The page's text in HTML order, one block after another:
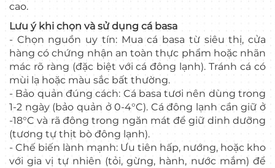
cao.
Lưu ý khi chọn và sử dụng cá basa
- Chọn nguồn uy tín: Mua cá basa từ siêu thị, cửa
hàng có chứng nhận an toàn thực phẩm hoặc nhãn
mác rõ ràng (đặc biệt với cá đông lạnh). Tránh cá có
mùi lạ hoặc màu sắc bất thường.
- Bảo quản đúng cách: Cá basa tươi nên dùng trong
1-2 ngày (bảo quản ở 0-4°C). Cá đông lạnh cần giữ ở
-18°C và rã đông trong ngăn mát để giữ dinh dưỡng
(tương tự thịt bò đông lạnh).
- Chế biến lành mạnh: Ưu tiên hấp, nướng, hoặc kho
với gia vị tự nhiên (tỏi, gừng, hành, nước mắm) để